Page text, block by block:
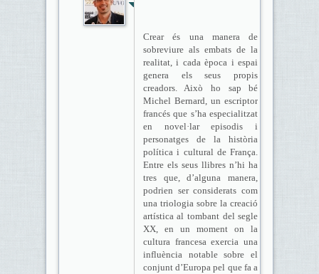
Crear és una manera de
sobreviure als embats de la
realitat, i cada època i espai
genera els seus propis
creadors. Això ho sap bé
Michel Bernard, un escriptor
francés que s’ha especialitzat
en novel·lar episodis i
personatges de la història
política i cultural de França.
Entre els seus llibres n’hi ha
tres que, d’alguna manera,
podrien ser considerats com
una triologia sobre la creació
artística al tombant del segle
XX, en un moment on la
cultura francesa exercia una
influència notable sobre el
conjunt d’Europa pel que fa a